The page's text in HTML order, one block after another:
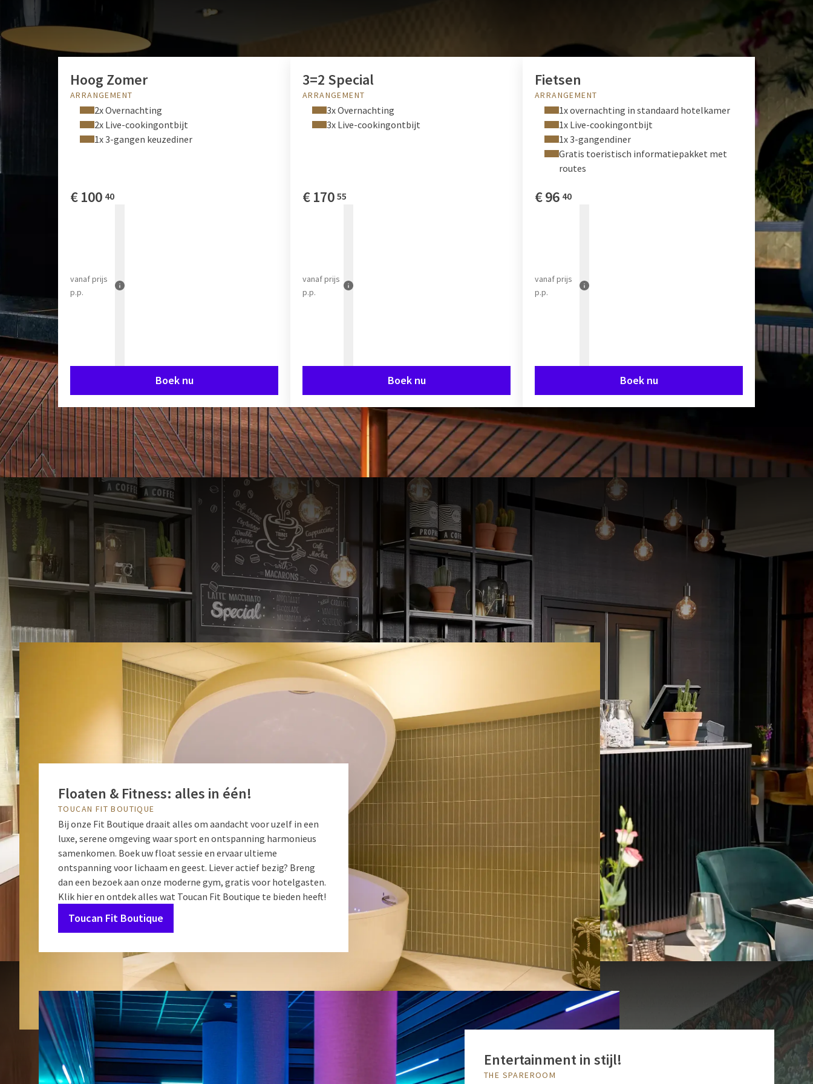
Hoog Zomer
ARRANGEMENT
2x Overnachting
2x Live-cookingontbijt
1x 3-gangen keuzediner
€100 40
vanafprijs
p.p.
Boek nu
3=2 Special
ARRANGEMENT
3x Overnachting
3x Live-cookingontbijt
€170 55
vanafprijs
p.p.
Boek nu
Fietsen
ARRANGEMENT
1x overnachting in standaard hotelkamer
1x Live-cookingontbijt
1x 3-gangendiner
Gratis toeristisch informatiepakket met
routes
€96 40
vanafprijs
p.p.
Boek nu
Geniet vanluxeen comfortin een vertrouwde,
gastvrije omgeving. Al generaties lang staan wij
bekend om onze kwaliteit en aandacht voor elke gast.
DE PERFECTE ONTSPANNING
Floaten & Fitness: alles in één!
TOUCAN FIT BOUTIQUE
Bij onze Fit Boutique draait alles om aandacht voor uzelf in een
luxe, serene omgeving waar sport en ontspanning harmonieus
samenkomen. Boek uw float sessie en ervaar ultieme
ontspanning voor lichaam en geest. Liever actief bezig? Breng
dan een bezoek aan onze moderne gym, gratis voor hotelgasten.
Klik hier en ontdek alles wat Toucan Fit Boutique te bieden heeft!
Toucan Fit Boutique
Entertainment in stijl!
THE SPAREROOM